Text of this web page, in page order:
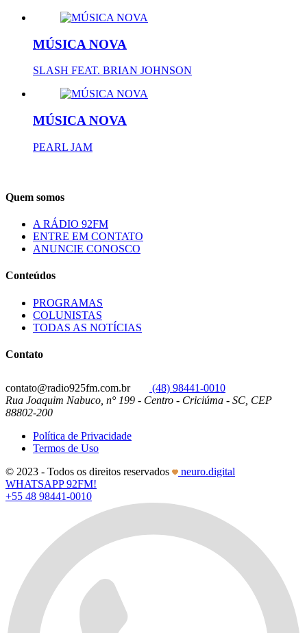
MÚSICA NOVA
SLASH FEAT. BRIAN JOHNSON
MÚSICA NOVA
PEARL JAM
Quem somos
A RÁDIO 92FM
ENTRE EM CONTATO
ANUNCIE CONOSCO
Conteúdos
PROGRAMAS
COLUNISTAS
TODAS AS NOTÍCIAS
Contato
contato@radio925fm.com.br
(48) 98441-0010
Rua Joaquim Nabuco, n° 199 - Centro - Criciúma - SC, CEP
88802-200
Política de Privacidade
Termos de Uso
© 2023 - Todos os direitos reservados
neuro.digital
WHATSAPP 92FM!
+55 48 98441-0010